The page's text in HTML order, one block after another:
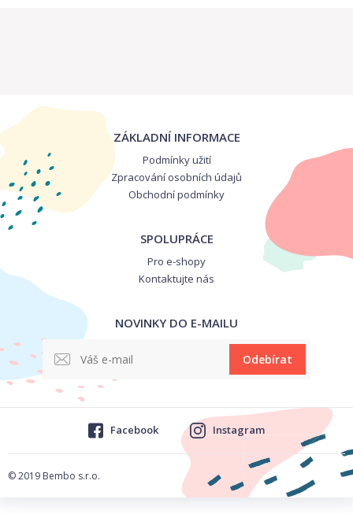
ZÁKLADNÍ INFORMACE
Podmínky užití
Zpracování osobních údajů
Obchodní podmínky
SPOLUPRÁCE
Pro e-shopy
Kontaktujte nás
NOVINKY DO E-MAILU
Odebírat
© 2019 Bembo s.r.o.
Facebook Instagram